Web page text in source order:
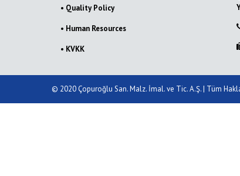
• Quality Policy
• Human Resources
• KVKK
© 2020 Çopuroğlu San. Malz. İmal. ve Tic. A.Ş. | Tüm